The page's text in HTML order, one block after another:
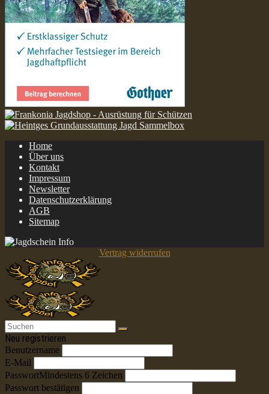
Home
Über uns
Kontakt
Impressum
Newsletter
Datenschutzerklärung
AGB
Sitemap
Vertrag widerrufen
Neu registrieren
Benutzername
E-Mail
PasswortMindestens 6 Zeichen
Passwort bestätigen